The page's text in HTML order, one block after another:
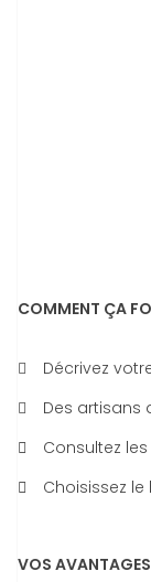
COMMENT ÇA
Décrivez
Des artisans
Consultez
Choisissez
VOS AVANTAGES